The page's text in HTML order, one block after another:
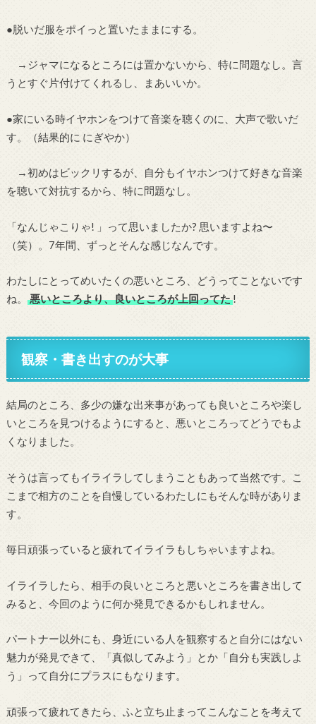
●脱いだ服をポイっと置いたままにする。
→ジャマになるところには置かないから、特に問題なし。言
うとすぐ片付けてくれるし、まあいいか。
●家にいる時イヤホンをつけて音楽を聴くのに、大声で歌いだ
す。（結果的に にぎやか）
→初めはビックリするが、自分もイヤホンつけて好きな音楽
を聴いて対抗するから、特に問題なし。
「なんじゃこりゃ! 」って思いましたか? 思いますよね〜
（笑）。7年間、ずっとそんな感じなんです。
わたしにとってめいたくの悪いところ、どうってことないです
ね。
悪いところより、良いところが上回ってた!
観察・書き出すのが大事
結局のところ、多少の嫌な出来事があっても良いところや楽し
いところを見つけるようにすると、悪いところってどうでもよ
くなりました。
そうは言ってもイライラしてしまうこともあって当然です。こ
こまで相方のことを自慢しているわたしにもそんな時がありま
す。
毎日頑張っていると疲れてイライラもしちゃいますよね。
イライラしたら、相手の良いところと悪いところを書き出して
みると、今回のように何か発見できるかもしれません。
パートナー以外にも、身近にいる人を観察すると自分にはない
魅力が発見できて、「真似してみよう」とか「自分も実践しよ
う」って自分にプラスにもなります。
頑張って疲れてきたら、ふと立ち止まってこんなことを考えて